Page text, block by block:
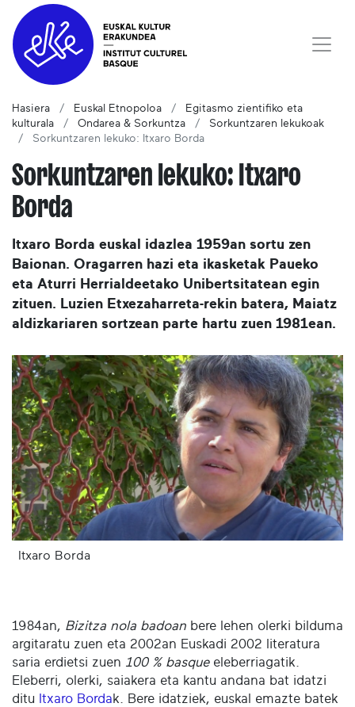
Hasiera Euskal Etnopoloa
Egitasmo zientifiko eta
kulturala
Ondarea & Sorkuntza
Sorkuntzaren lekukoak
Sorkuntzaren lekuko: Itxaro Borda
Sorkuntzaren lekuko: Itxaro
Borda
Itxaro Borda euskal idazlea 1959an sortu zen
Baionan. Oragarren hazi eta ikasketak Paueko
eta Aturri Herrialdeetako Unibertsitatean egin
zituen. Luzien Etxezaharreta-rekin batera, Maiatz
aldizkariaren sortzean parte hartu zuen 1981ean.
Itxaro Borda
1984an, Bizitza nola badoan bere lehen olerki bilduma
argitaratu zuen eta 2002an Euskadi 2002 literatura
saria erdietsi zuen 100 % basqueeleberriagatik.
Eleberri, olerki, saiakera eta kantu andana bat idatzi
ditu Itxaro Bordak. Bere idatziek, euskal emazte batek